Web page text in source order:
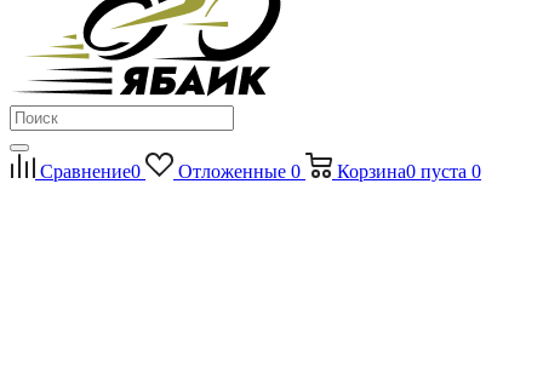
Сравнение0 Отложенные 0 Корзина0 пуста 0